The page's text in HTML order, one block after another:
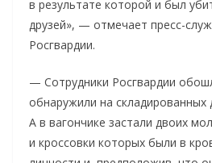
в результате которой и был
друзей», — отмечает пресс-
Росгвардии.
— Сотрудники Росгвардии
обнаружили на складированных
А в вагончике застали двоих
и кроссовки которых были в